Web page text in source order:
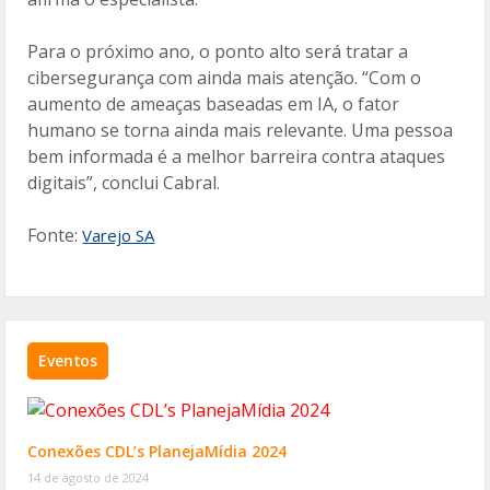
Para o próximo ano, o ponto alto será tratar a
cibersegurança com ainda mais atenção. “Com o
aumento de ameaças baseadas em IA, o fator
humano se torna ainda mais relevante. Uma pessoa
bem informada é a melhor barreira contra ataques
digitais”, conclui Cabral.
Fonte:Varejo SA
Eventos
Conexões CDL’s PlanejaMídia 2024
14 de agosto de 2024